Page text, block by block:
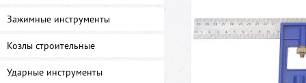
Зажимные инструменты
Козлы строительные
Ударные инструменты